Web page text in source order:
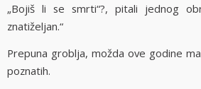
„Bojiš li se smrti“?, pitali jednog
znatiželjan.“
Prepuna groblja, možda ove godine
poznatih.